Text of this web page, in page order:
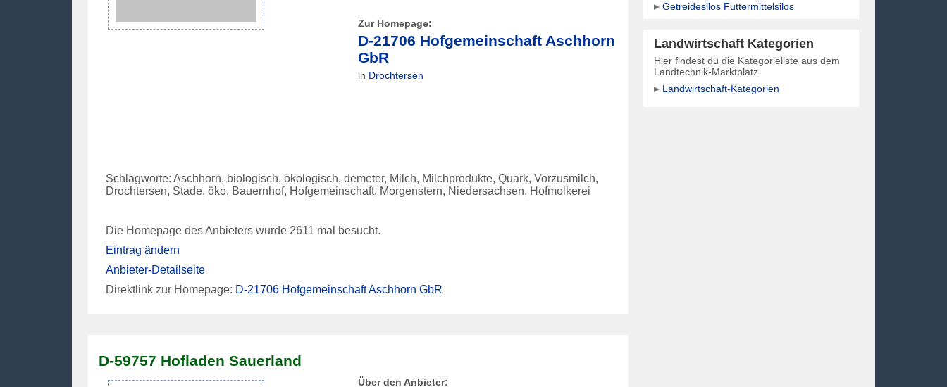
Getreidesilos Futtermittelsilos
Landwirtschaft Kategorien
Hier findest du die Kategorieliste aus dem
Landtechnik-Marktplatz
Landwirtschaft-Kategorien
Zur Homepage:
D-21706 Hofgemeinschaft Aschhorn
GbR
in Drochtersen
Schlagworte: Aschhorn, biologisch, ökologisch, demeter, Milch, Milchprodukte, Quark, Vorzusmilch,
Drochtersen, Stade, öko, Bauernhof, Hofgemeinschaft, Morgenstern, Niedersachsen, Hofmolkerei
Die Homepage des Anbieters wurde 2611 mal besucht.
Eintrag ändern
Anbieter-Detailseite
Direktlink zur Homepage: D-21706 Hofgemeinschaft Aschhorn GbR
D-59757 Hofladen Sauerland
Über den Anbieter: